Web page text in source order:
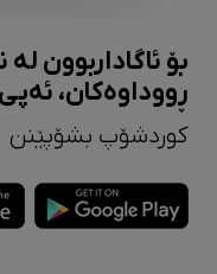
بۆ ئاگاداربوون
ڕووداوەکان،
کوردشۆپ بشۆپێنن